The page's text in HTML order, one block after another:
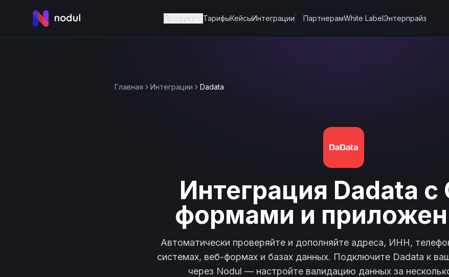
Продукт ТарифыКейсыИнтеграции ПартнерамWhite LabelЭнтерпрайз
Главная Интеграции Dadata
Интеграция Dadata с
формами и
Автоматически проверяйте и дополняйте адреса, ИНН,
системах, веб-формах и базах данных. Подключите Dadata к
через Nodul — настройте валидацию данных за